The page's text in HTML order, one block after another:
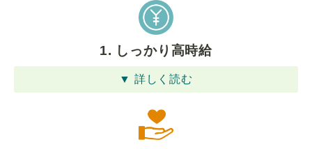
1. しっかり高時給
▼ 詳しく読む